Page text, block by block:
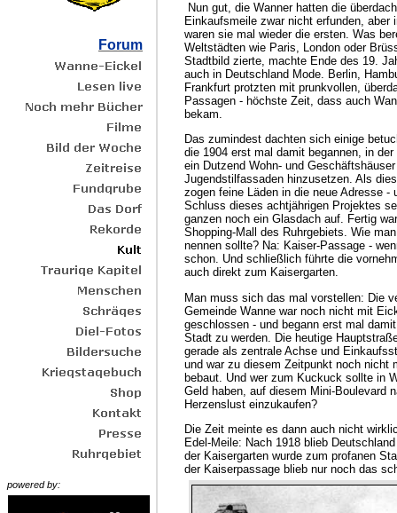
Nun gut, die Wanner hatten die
Einkaufsmeile zwar nicht erfunden, aber
waren sie mal wieder die ersten. Was
Weltstädten wie Paris, London oder
Stadtbild zierte, machte Ende des 19.
auch in Deutschland Mode. Berlin,
Frankfurt protzten mit prunkvollen,
Passagen - höchste Zeit, dass auch
bekam.
Das zumindest dachten sich einige
die 1904 erst mal damit begannen, in
ein Dutzend Wohn- und
Jugendstilfassaden hinzusetzen. Als
zogen feine Läden in die neue Adresse -
Schluss dieses achtjährigen Projektes
ganzen noch ein Glasdach auf. Fertig
Shopping-Mall des Ruhrgebiets. Wie
nennen sollte? Na: Kaiser-Passage -
schon. Und schließlich führte die
auch direkt zum Kaisergarten.
Man muss sich das mal vorstellen: Die
Gemeinde Wanne war noch nicht mit
geschlossen - und begann erst mal
Stadt zu werden. Die heutige
gerade als zentrale Achse und
und war zu diesem Zeitpunkt noch nicht
bebaut. Und wer zum Kuckuck sollte in
Geld haben, auf diesem Mini-Boulevard
Herzenslust einzukaufen?
Die Zeit meinte es dann auch nicht
Edel-Meile: Nach 1918 blieb
der Kaisergarten wurde zum profanen
der Kaiserpassage blieb nur noch das
powered by:
Forum